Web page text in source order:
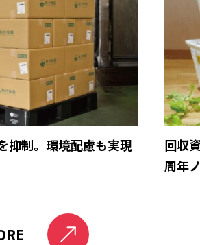
抑制。環境配慮も実現
回収
周年